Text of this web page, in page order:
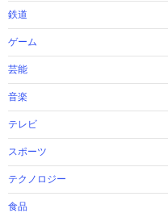
鉄道
ゲーム
芸能
音楽
テレビ
スポーツ
テクノロジー
食品